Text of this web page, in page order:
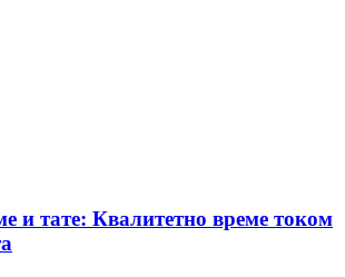
и тате: Квалитетно време током